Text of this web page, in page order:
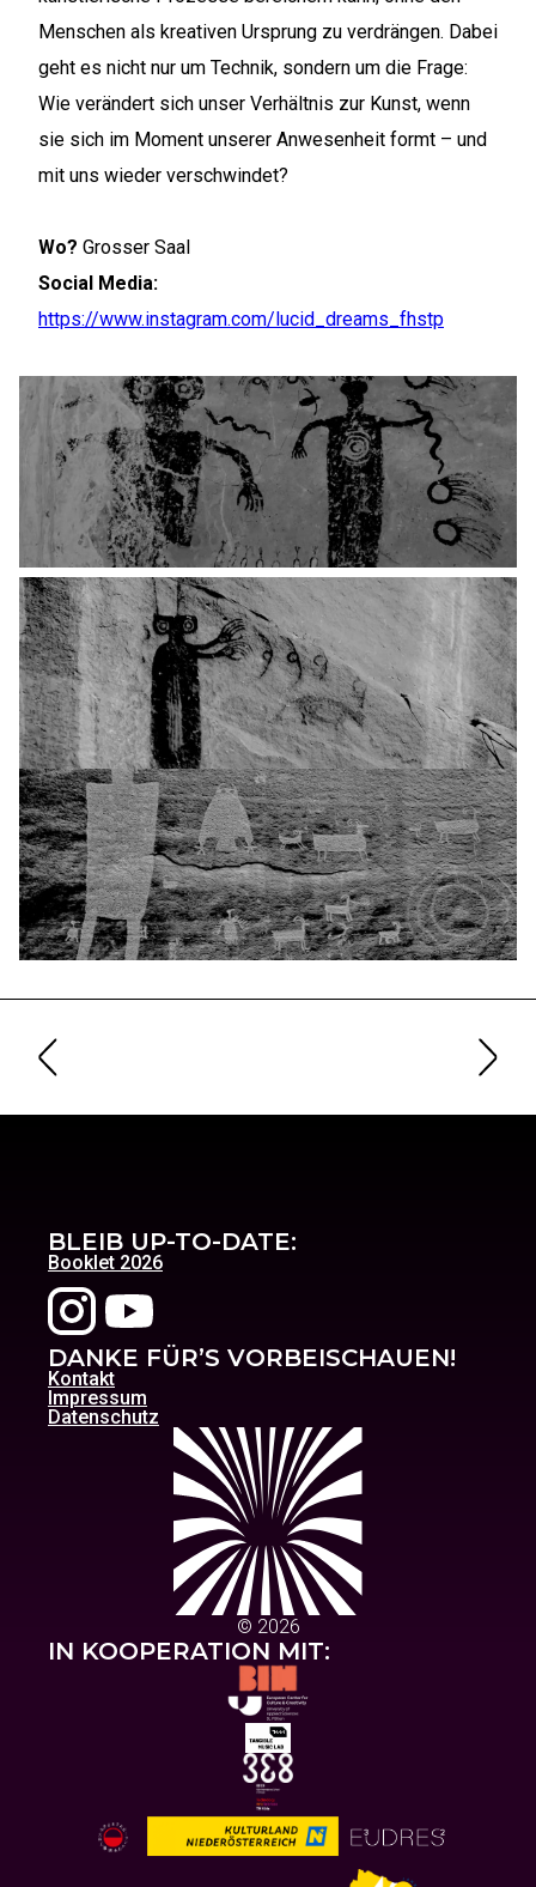
Menschen als kreativen Ursprung zu verdrängen. Dabei
geht es nicht nur um Technik, sondern um die Frage:
Wie verändert sich unser Verhältnis zur Kunst, wenn
sie sich im Moment unserer Anwesenheit formt – und
mit uns wieder verschwindet?
Wo? Grosser Saal
Social Media:
https://www.instagram.com/lucid_dreams_fhstp
BLEIB UP-TO-DATE:
Booklet 2026
DANKE FÜR’S VORBEISCHAUEN!
Kontakt
Impressum
Datenschutz
© 2026
IN KOOPERATION MIT: